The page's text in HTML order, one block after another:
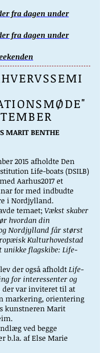
fra dagen under
fra dagen under
MARIT BENTHE
2015 afholdte Den
Life-boats (DSILB)
Aarhus2017 et
for med indbudte
i Nordjylland.
temaet; Vækst skaber
hvordan din
Nordjylland får størst
Kulturhovedstad
unikke flagskibe: Life-
der også afholdt Life-
for interessenter og
der var inviteret til at
markering, orientering
kunstneren Marit
ved begge
b.la. af Else Marie